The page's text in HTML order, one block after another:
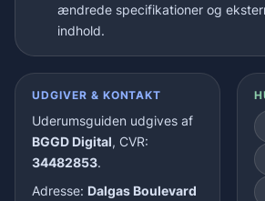
ændrede specifikationer og
indhold.
UDGIVER & KONTAKT
Uderumsguiden udgives af
BGGD Digital, CVR:
34482853.
Adresse: Dalgas Boulevard